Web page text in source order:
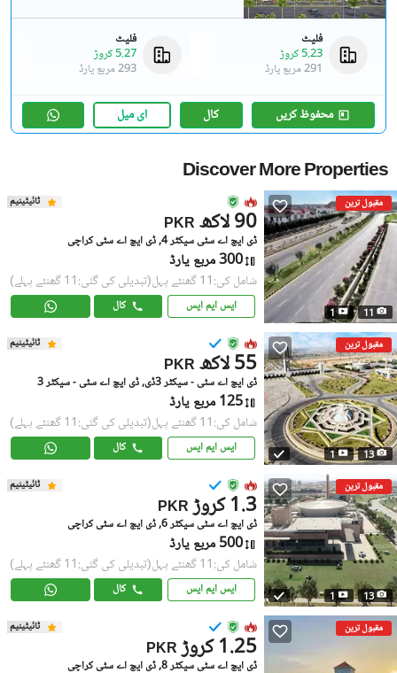
فلیٹ
5.23 کروڑ
291 مربع یارڈ
فلیٹ
5.27 کروڑ
293 مربع یارڈ
محفوظ کریں کال ای میل
Discover More Properties
مقبول ترین
11
1
ٹائیٹینیم
PKR 90 لاکھ
ڈی ایچ اے سٹی سیکٹر 4, ڈی ایچ اے سٹی کراچی
300 مربع یارڈ
شامل کی:11 گھنٹے پہل (تبدیلی کی گئی:11 گھنٹے پہلے)
ایس ایم ایس کال
مقبول ترین
13
1
ٹائیٹینیم
PKR 55 لاکھ
ڈی ایچ اے سٹی - سیکٹر 3ڈی, ڈی ایچ اے سٹی - سیکٹر 3
125 مربع یارڈ
شامل کی:11 گھنٹے پہل (تبدیلی کی گئی:11 گھنٹے پہلے)
ایس ایم ایس کال
مقبول ترین
13
1
ٹائیٹینیم
PKR 1.3 کروڑ
ڈی ایچ اے سٹی سیکٹر 6, ڈی ایچ اے سٹی کراچی
500 مربع یارڈ
شامل کی:11 گھنٹے پہل (تبدیلی کی گئی:11 گھنٹے پہلے)
ایس ایم ایس کال
مقبول ترین ٹائیٹینیم
PKR 1.25 کروڑ
ڈی ایچ اے سٹی سیکٹر 8, ڈی ایچ اے سٹی کراچی